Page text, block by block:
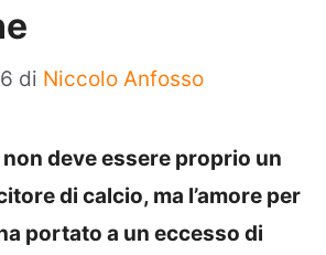
di Niccolo Anfosso
deve essere proprio un
di calcio, ma l’amore per
portato a un eccesso di